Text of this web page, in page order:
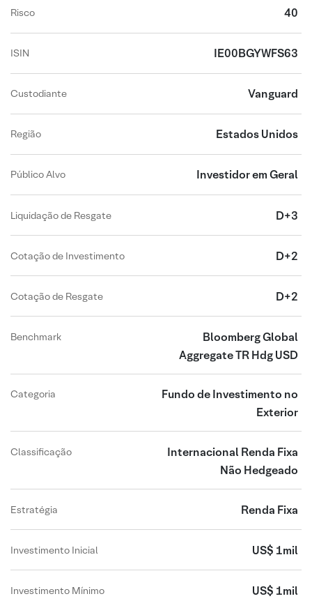
Risco 40
ISIN IE00BGYWFS63
Custodiante Vanguard
Região Estados Unidos
Público Alvo Investidor em Geral
Liquidação de Resgate D+3
Cotação de Investimento D+2
Cotação de Resgate D+2
Benchmark
Bloomberg Global
Aggregate TR Hdg USD
Categoria
Fundo de Investimento no
Exterior
Classificação
Internacional Renda Fixa
Não Hedgeado
Estratégia Renda Fixa
Investimento Inicial US$ 1mil
Investimento Mínimo US$ 1mil